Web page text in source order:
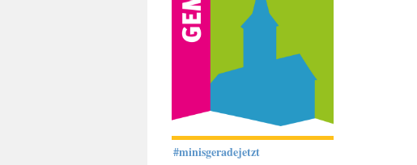
#minisgeradejetzt